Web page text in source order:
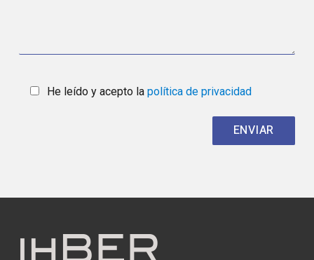
He leído y acepto la política de privacidad